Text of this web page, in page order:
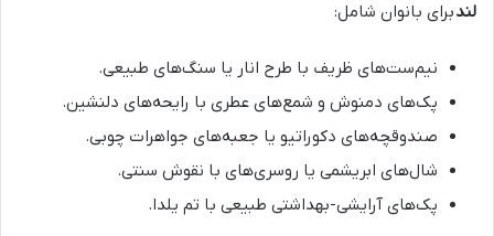
لندبرای بانوان شامل:
نیم‌ست‌های ظریف با طرح انار یا سنگ‌های طبیعی.
پک‌های دمنوش و شمع‌های عطری با رایحه‌های دلنشین.
صندوقچه‌های دکوراتیو یا جعبه‌های جواهرات چوبی.
شال‌های ابریشمی یا روسری‌های با نقوش سنتی.
پک‌های آرایشی-بهداشتی طبیعی با تم یلدا.